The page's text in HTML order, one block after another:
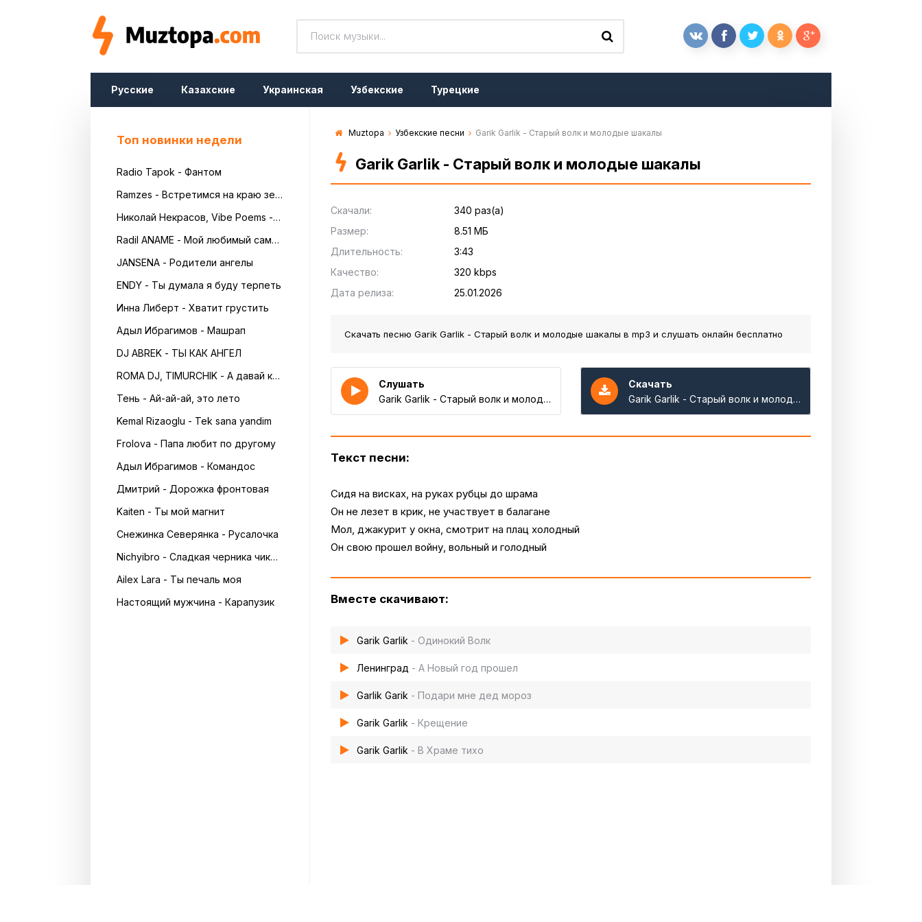
Русские Казахские Украинская Узбекские Турецкие
Топ новинки недели
Radio Tapok - Фантом
Ramzes - Встретимся на краю земли
Николай Некрасов, Vibe Poems - Русь
Radil ANAME - Мой любимый самый красивый
JANSENA - Родители ангелы
ENDY - Ты думала я буду терпеть
Инна Либерт - Хватит грустить
Адыл Ибрагимов - Машрап
DJ ABREK - ТЫ КАК АНГЕЛ
ROMA DJ, TIMURCHIK - А давай кружитись в танці
Тень - Ай-ай-ай, это лето
Kemal Rizaoglu - Tek sana yandim
Frolova - Папа любит по другому
Адыл Ибрагимов - Командос
Дмитрий - Дорожка фронтовая
Kaiten - Ты мой магнит
Снежинка Северянка - Русалочка
Nichyibro - Сладкая черника чика чика
Ailex Lara - Ты печаль моя
Настоящий мужчина - Карапузик
Muztopa Узбекские песни Garik Garlik - Cтарый волк и молодые шакалы
Garik Garlik - Cтарый волк и молодые шакалы
Скачали:
340 раз(а)
Размер:
8.51 МБ
Длительность:
3:43
Качество:
320 kbps
Дата релиза:
25.01.2026
Скачать песню Garik Garlik - Cтарый волк и молодые шакалы в mp3 и слушать онлайн бесплатно
Слушать
Garik Garlik - Cтарый волк и молодые шакалы
Скачать
Garik Garlik - Cтарый волк и молодые шакалы
Текст песни:
Сидя на висках, на руках рубцы до шрама
Он не лезет в крик, не участвует в балагане
Мол, джакурит у окна, смотрит на плац холодный
Он свою прошел войну, вольный и голодный
Вместе скачивают:
Garik Garlik - Одинокий Волк
Ленинград - А Новый год прошел
Garlik Garik - Подари мне дед мороз
Garik Garlik - Крещение
Garik Garlik - В Храме тихо